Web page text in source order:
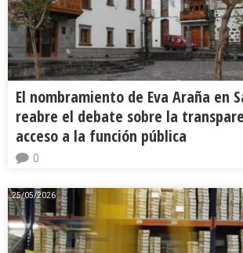
El nombramiento de Eva Araña en
reabre el debate sobre la
acceso a la función pública
0
25/05/2026